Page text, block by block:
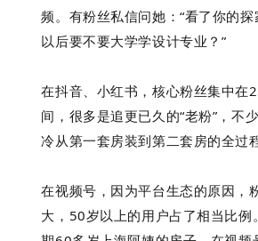
频。有粉丝私信问她：“看了你的
以后要不要大学学设计专业？”
在抖音、小红书，核心粉丝集中在
间，很多是追更已久的“老粉”，不
冷从第一套房装到第二套房的全过程
在视频号，因为平台生态的原因，
大，50岁以上的用户占了相当比例